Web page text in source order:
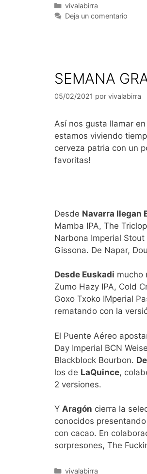
Categorías
vivalabirra
Deja un comentario
SEMANA
05/02/2021 por vivalabirra
Así nos gusta llamar
estamos viviendo
cerveza patria con un
favoritas!
Desde Navarra llegan
Mamba IPA, The
Narbona Imperial
Gissona. De Napar,
Desde Euskadi mucho
Zumo Hazy IPA, Cold
Goxo Txoko IMperial
rematando con la
El Puente Aéreo
Day Imperial BCN
Blackblock Bourbon.
los de LaQuince,
2 versiones.
Y Aragón cierra la
conocidos
con cacao. En
sorpresones, The
Categorías
vivalabirra